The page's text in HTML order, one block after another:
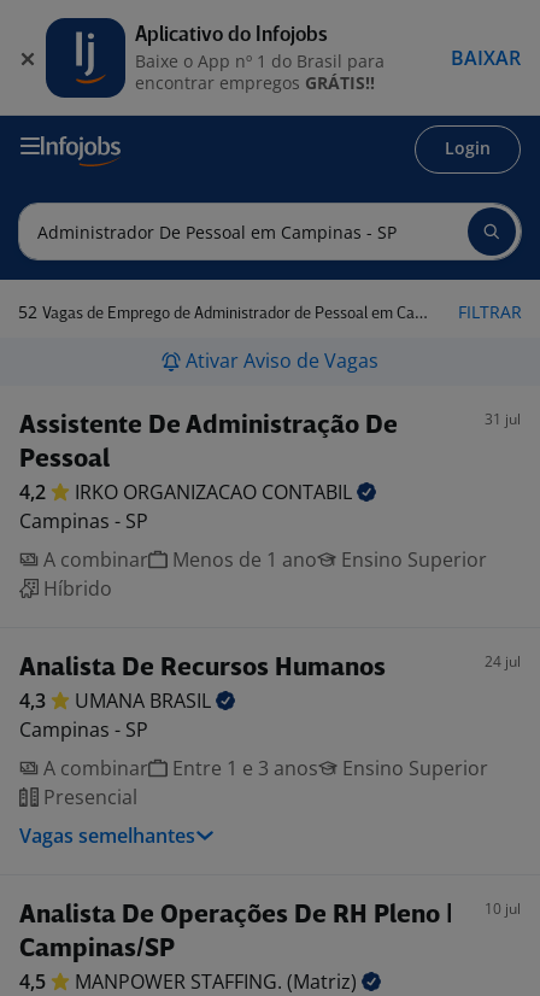
Login
52 Vagas de Emprego de Administrador de Pessoal em Campinas - SP FILTRAR
Ativar Aviso de Vagas
Assistente De Administração De
Pessoal
31 jul
4,2 IRKO ORGANIZACAO CONTABIL
Campinas - SP
A combinar
Menos de 1 ano
Ensino Superior
Híbrido
Analista De Recursos Humanos 24 jul
4,3 UMANA BRASIL
Campinas - SP
A combinar
Entre 1 e 3 anos
Ensino Superior
Presencial
Vagas semelhantes
Analista De Operações De RH Pleno |
Campinas/SP
10 jul
4,5 MANPOWER STAFFING. (Matriz)
Aplicativo do Infojobs
Baixe o App nº 1 do Brasil para
encontrar empregos GRÁTIS!!
BAIXAR